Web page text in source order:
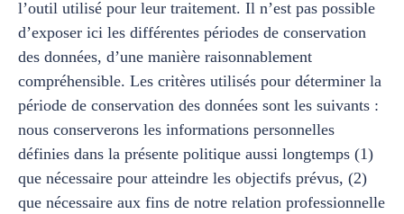
l’outil utilisé pour leur traitement. Il n’est pas possible
d’exposer ici les différentes périodes de conservation
des données, d’une manière raisonnablement
compréhensible. Les critères utilisés pour déterminer la
période de conservation des données sont les suivants :
nous conserverons les informations personnelles
définies dans la présente politique aussi longtemps (1)
que nécessaire pour atteindre les objectifs prévus, (2)
que nécessaire aux fins de notre relation professionnelle